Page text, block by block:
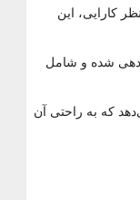
کارایی، این
شده و شامل
که به راحتی آن